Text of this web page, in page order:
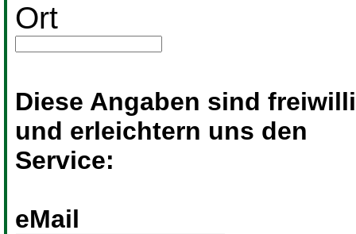
Ort
Diese Angaben sind
und erleichtern uns den
Service:
eMail